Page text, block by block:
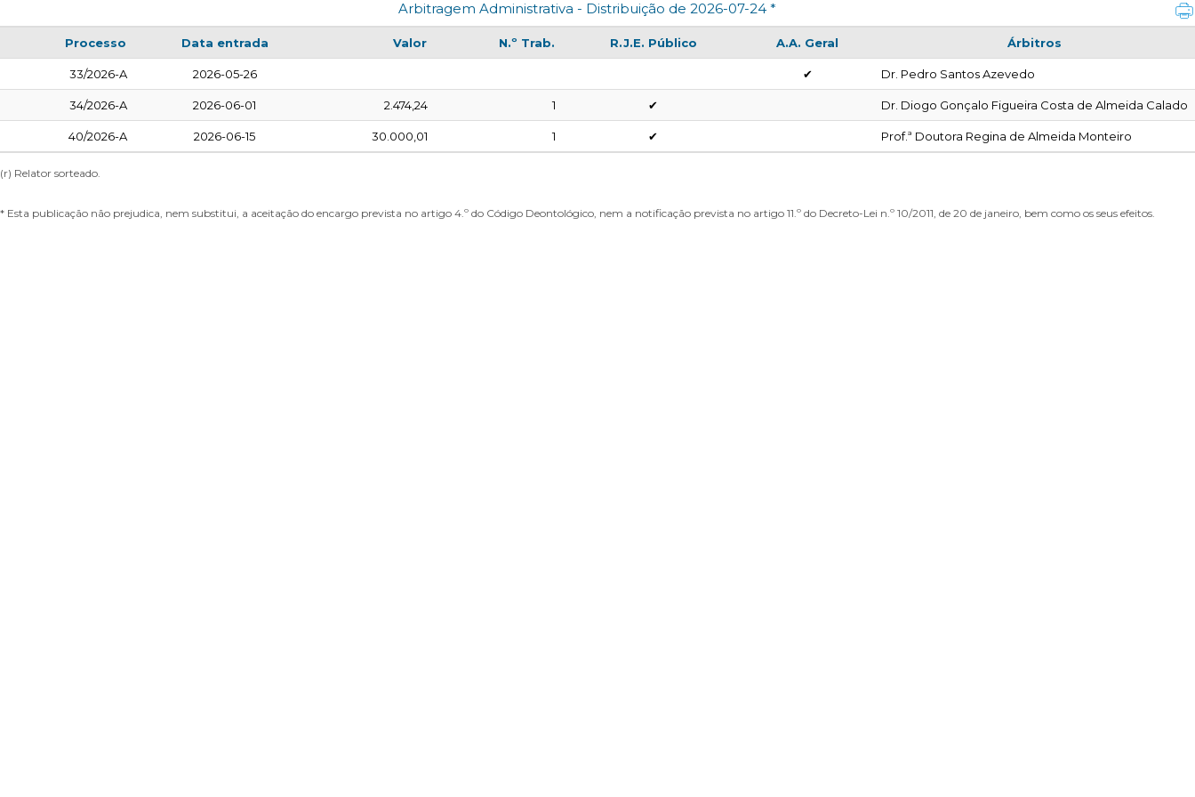
Arbitragem Administrativa - Distribuição de 2026-07-24 *
Processo Data entrada Valor N.º Trab. R.J.E. Público A.A. Geral Árbitros
33/2026-A 2026-05-26 ✔ Dr. Pedro Santos Azevedo
34/2026-A 2026-06-01 2.474,24 1 ✔ Dr. Diogo Gonçalo Figueira Costa de Almeida Calado
40/2026-A 2026-06-15 30.000,01 1 ✔ Prof.ª Doutora Regina de Almeida Monteiro
(r) Relator sorteado.
* Esta publicação não prejudica, nem substitui, a aceitação do encargo prevista no artigo 4.º do Código Deontológico, nem a notificação prevista no artigo 11.º do Decreto-Lei n.º 10/2011, de 20 de janeiro, bem como os seus efeitos.